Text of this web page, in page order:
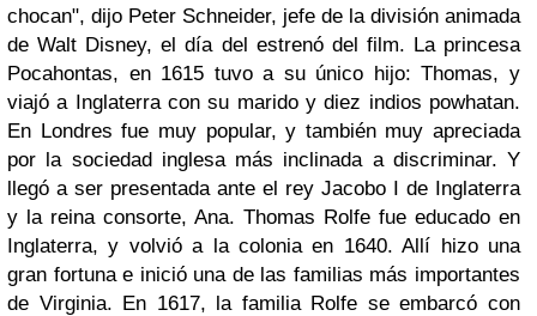
chocan", dijo Peter Schneider, jefe de la división animada
de Walt Disney, el día del estrenó del film. La princesa
Pocahontas, en 1615 tuvo a su único hijo: Thomas, y
viajó a Inglaterra con su marido y diez indios powhatan.
En Londres fue muy popular, y también muy apreciada
por la sociedad inglesa más inclinada a discriminar. Y
llegó a ser presentada ante el rey Jacobo I de Inglaterra
y la reina consorte, Ana. Thomas Rolfe fue educado en
Inglaterra, y volvió a la colonia en 1640. Allí hizo una
gran fortuna e inició una de las familias más importantes
de Virginia. En 1617, la familia Rolfe se embarcó con